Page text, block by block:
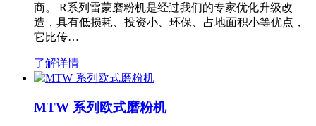
商。 R系列雷蒙磨粉机是经过我们的专家优化升级改
造，具有低损耗、投资小、环保、占地面积小等优点，
它比传…
了解详情
MTW 系列欧式磨粉机